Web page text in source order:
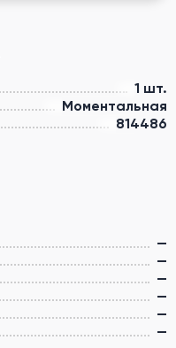
1 шт.
Моментальная
814486
—
—
—
—
—
—